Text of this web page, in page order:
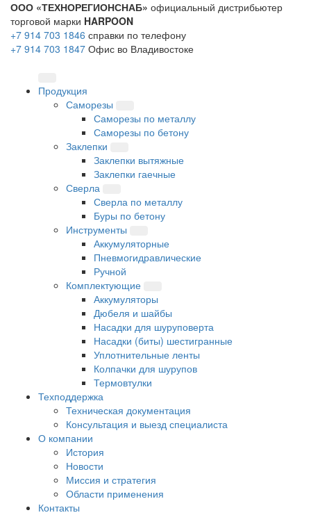
ООО «ТЕХНОРЕГИОНСНАБ» официальный дистрибьютер
торговой марки HARPOON
+7 914 703 1846 справки по телефону
+7 914 703 1847 Офис во Владивостоке
Продукция
Саморезы
Саморезы по металлу
Саморезы по бетону
Заклепки
Заклепки вытяжные
Заклепки гаечные
Сверла
Сверла по металлу
Буры по бетону
Инструменты
Аккумуляторные
Пневмогидравлические
Ручной
Комплектующие
Аккумуляторы
Дюбеля и шайбы
Насадки для шуруповерта
Насадки (биты) шестигранные
Уплотнительные ленты
Колпачки для шурупов
Термовтулки
Техподдержка
Техническая документация
Консультация и выезд специалиста
О компании
История
Новости
Миссия и стратегия
Области применения
Контакты